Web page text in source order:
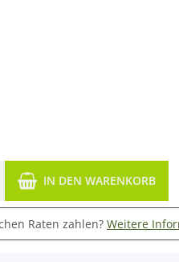
IN DEN WARENKORB
Raten zahlen? Weitere